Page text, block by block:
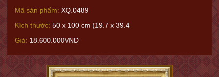
Mã sản phẩm: XQ.0489
Kích thước: 50 x 100 cm (19.7 x 39.4
Giá: 18.600.000VNĐ